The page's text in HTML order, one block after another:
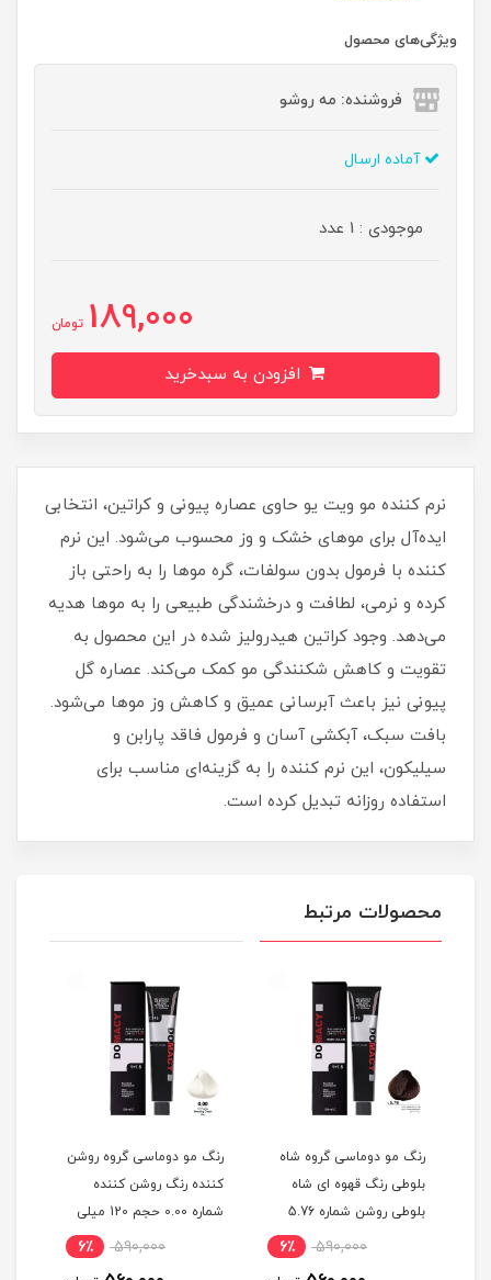
ویژگی‌های محصول
فروشنده: مه رو‌شو
آماده ارسال
موجودی : 1 عدد
189,000 تومان
نرم کننده مو ویت یو حاوی عصاره پیونی و کراتین، انتخابی
ایده‌آل برای موهای خشک و وز محسوب می‌شود. این نرم
کننده با فرمول بدون سولفات، گره موها را به راحتی باز
کرده و نرمی، لطافت و درخشندگی طبیعی را به موها هدیه
می‌دهد. وجود کراتین هیدرولیز شده در این محصول به
تقویت و کاهش شکنندگی مو کمک می‌کند. عصاره گل
پیونی نیز باعث آبرسانی عمیق و کاهش وز موها می‌شود.
بافت سبک، آبکشی آسان و فرمول فاقد پارابن و
سیلیکون، این نرم کننده را به گزینه‌ای مناسب برای
استفاده روزانه تبدیل کرده است.
محصولات مرتبط
رنگ مو دوماسی گروه شاه
بلوطی رنگ قهوه ای شاه
بلوطی روشن شماره 5.76
590,000 6٪
رنگ مو دوماسی گروه روشن
کننده رنگ روشن کننده
شماره 0.00 حجم 120 میلی
590,000 6٪